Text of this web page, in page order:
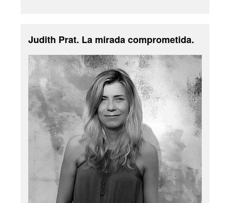
Judith Prat. La mirada comprometida.